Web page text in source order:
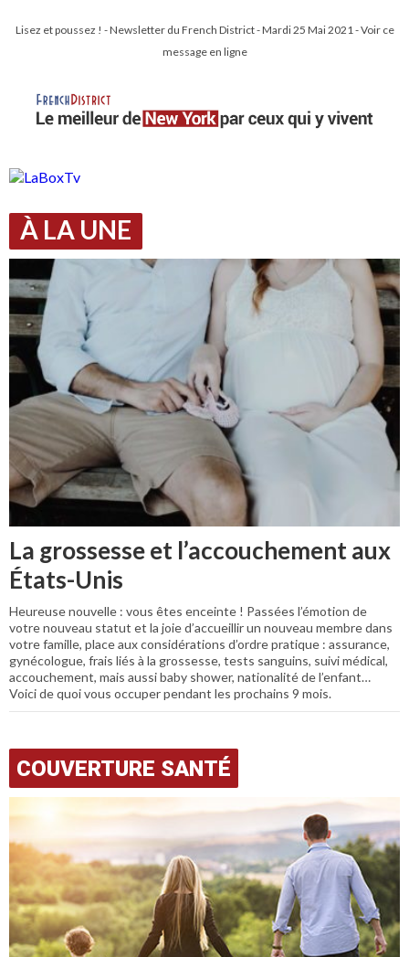
Lisez et poussez ! - Newsletter du French District - Mardi 25 Mai 2021 - Voir ce
message en ligne
À LA UNE
La grossesse et l’accouchement aux
États-Unis
Heureuse nouvelle : vous êtes enceinte ! Passées l’émotion de
votre nouveau statut et la joie d’accueillir un nouveau membre dans
votre famille, place aux considérations d’ordre pratique : assurance,
gynécologue, frais liés à la grossesse, tests sanguins, suivi médical,
accouchement, mais aussi baby shower, nationalité de l’enfant…
Voici de quoi vous occuper pendant les prochains 9 mois.
COUVERTURE SANTÉ